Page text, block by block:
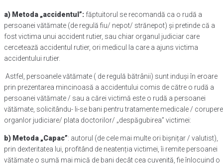
a) Metoda „accidentul”: făptuitorul se recomandă ca o rudă a
persoanei vătămate (de regulă fiu/ nepot/ strănepot) și pretinde că a
fost victima unui accident rutier, sau chiar organul judiciar care
cercetează accidentul rutier, ori medicul la care a ajuns victima
accidentului rutier.
Astfel, persoanele vătămate ( de regulă bătrânii) sunt induși în eroare
prin prezentarea mincinoasă a accidentului comis de către o rudă a
persoanei vătămate / sau a cărei victimă este o rudă a persoanei
vătămate, solicitându- li-se bani pentru tratamente medicale /
organlor judiciare/ plata doctorilor/ „despăgubirea” victimei:
b) Metoda „Capac”: autorul (de cele mai multe ori bișnițar / valutist),
prin dexteritatea lui, profitând de neatenția victimei, îi remite persoanei
vătămate o sumă mai mică de bani decât cea cuvenită, fie înlocuind o